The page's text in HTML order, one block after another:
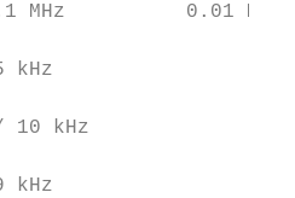
MHz          0.01 MHz
kHz                 1
10 kHz              1
kHz                 1